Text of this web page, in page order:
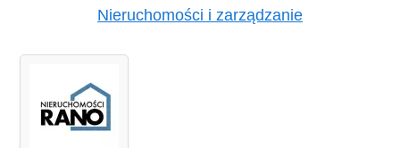
Nieruchomości i zarządzanie